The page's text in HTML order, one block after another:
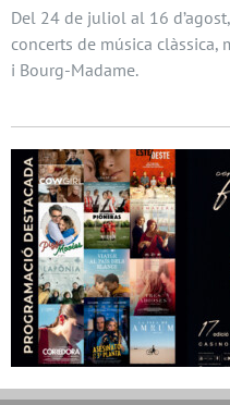
Del 24 de juliol al 16
concerts de música clàssica,
i Bourg-Madame.